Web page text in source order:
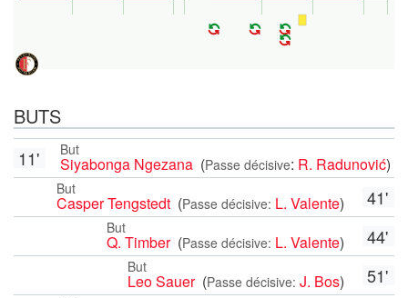
BUTS
But
Siyabonga Ngezana (Passe décisive: R. Radunović)
11'
41'
But
Casper Tengstedt (Passe décisive: L. Valente)
44'
But
Q. Timber (Passe décisive: L. Valente)
51'
But
Leo Sauer (Passe décisive: J. Bos)